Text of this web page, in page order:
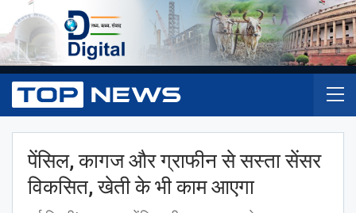
पेंसिल, कागज और ग्राफीन से सस्ता सेंसर
विकसित, खेती के भी काम आएगा